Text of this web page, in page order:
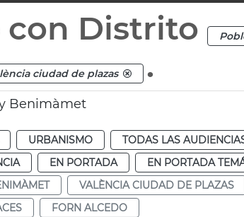
Distrito
ciudad de plazas .
Benimàmet
URBANISMO TODAS LAS
EN PORTADA EN PORTADA
VALÈNCIA CIUDAD DE PLAZAS
FORN ALCEDO